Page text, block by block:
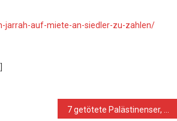
jarrah-auf-miete-an-siedler-zu-zahlen/